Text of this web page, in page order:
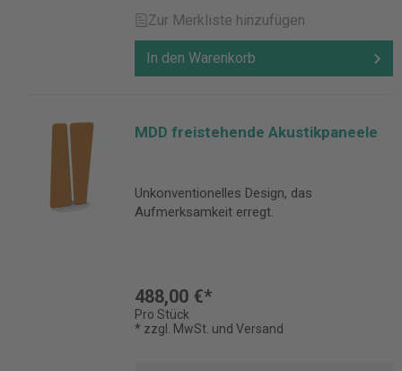
Zur Merkliste hinzufügen
In den Warenkorb
MDD freistehende Akustikpaneele
Unkonventionelles Design, das
Aufmerksamkeit erregt.
488,00 €*
Pro Stück
* zzgl. MwSt. und Versand